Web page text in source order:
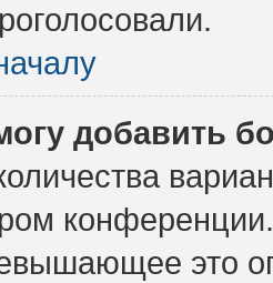
добавить
это